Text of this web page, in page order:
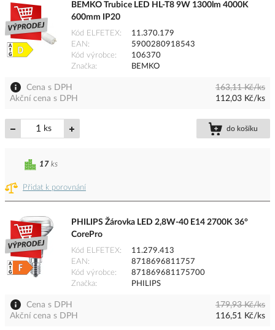
BEMKO Trubice LED HL-T8 9W 1300lm 4000K
600mm IP20
Kód ELFETEX
11.370.179
EAN
5900280918543
Kód výrobce
106370
Značka
BEMKO
Cena s DPH
163,11 Kč/ks
Akční cena s DPH
112,03 Kč/ks
ks do košíku
Přidat k porovnání
17 ks
PHILIPS Žárovka LED 2,8W-40 E14 2700K 36°
CorePro
Kód ELFETEX
11.279.413
EAN
8718696811757
Kód výrobce
871869681175700
Značka
PHILIPS
Cena s DPH
179,93 Kč/ks
Akční cena s DPH
116,51 Kč/ks